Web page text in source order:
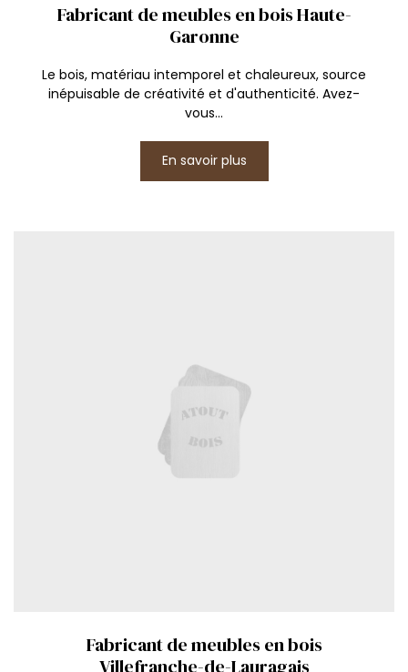
Fabricant de meubles en bois Haute-
Garonne
Le bois, matériau intemporel et chaleureux, source
inépuisable de créativité et d'authenticité. Avez-
vous...
En savoir plus
Fabricant de meubles en bois
Villefranche-de-Lauragais